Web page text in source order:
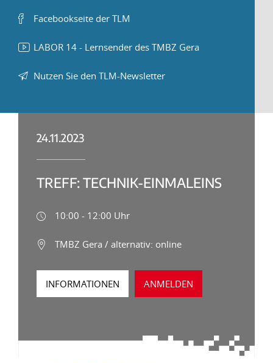
Facebookseite der TLM
LABOR 14 - Lernsender des TMBZ Gera
Nutzen Sie den TLM-Newsletter
24.11.2023
TREFF: TECHNIK-EINMALEINS
10:00 - 12:00 Uhr
TMBZ Gera / alternativ: online
INFORMATIONEN ANMELDEN